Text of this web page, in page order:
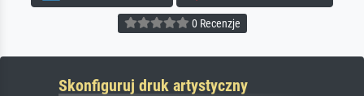
0 Recenzje
Skonfiguruj druk artystyczny